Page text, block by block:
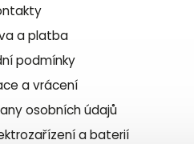
a platba
podmínky
a vrácení
osobních údajů
a baterií